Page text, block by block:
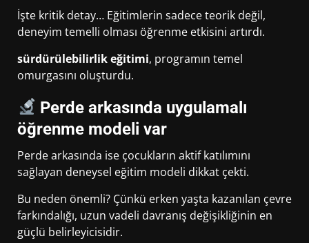
İşte kritik detay… Eğitimlerin sadece teorik değil,
deneyim temelli olması öğrenme etkisini artırdı.
sürdürülebilirlik eğitimi, programın temel
omurgasını oluşturdu.
Perde arkasında uygulamalı
öğrenme modeli var
Perde arkasında ise çocukların aktif katılımını
sağlayan deneysel eğitim modeli dikkat çekti.
Bu neden önemli? Çünkü erken yaşta kazanılan çevre
farkındalığı, uzun vadeli davranış değişikliğinin en
güçlü belirleyicisidir.